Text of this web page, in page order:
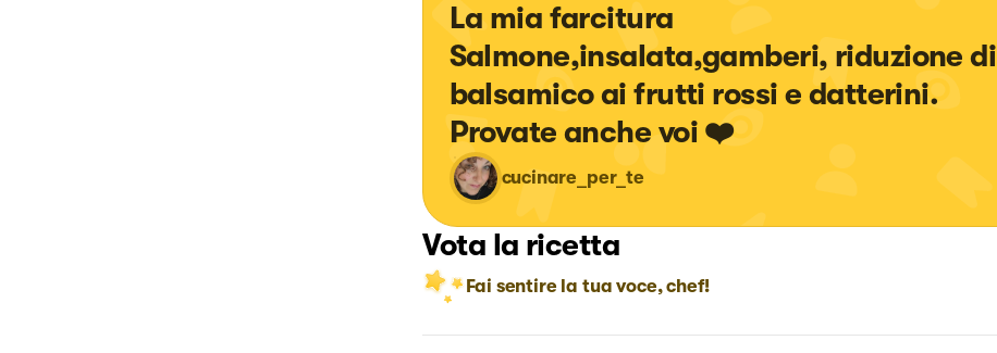
La mia farcitura
Salmone,insalata,gamberi, riduzione di
balsamico ai frutti rossi e datterini.
Provate anche voi ❤️
cucinare_per_te
Vota la ricetta
Fai sentire la tua voce, chef!